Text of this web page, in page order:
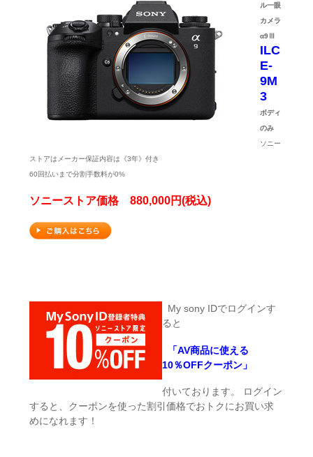
ル一眼
カメラ
α9Ⅲ
ILC
E-
9M
3
ボディ
のみ
ソニー
ストアはメーカー保証内容は《3年》付き
60回払いまで分割手数料が0%
ソニーストア価格 880,000円(税込)
My sony IDでログインす
ると
「AV商品に使える
10％OFFクーポン」
付いております。 ログイン
すると、クーポンを使った割引価格でおトクにお買い求
めになれます！